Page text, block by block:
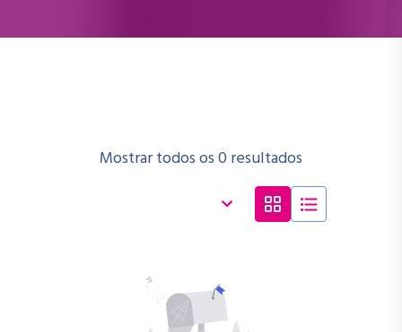
Mostrar todos os 0 resultados